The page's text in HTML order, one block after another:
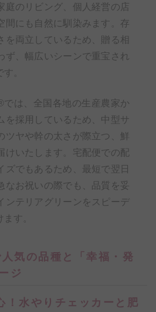
庭のリビング、個人経営の店
間にも自然に馴染みます。存
を両立しているため、贈る相
ず、幅広いシーンで重宝され
。
では、全国各地の生産農家か
を採用しているため、中型サ
ツヤや幹の太さが際立つ、鮮
けいたします。宅配便での配
ズでもあるため、最短で翌日
なお祝いの際でも、品質を妥
ンテリアグリーンをスピーデ
す。
気の品種と「幸福・発
ジ
！水やりチェッカーと肥